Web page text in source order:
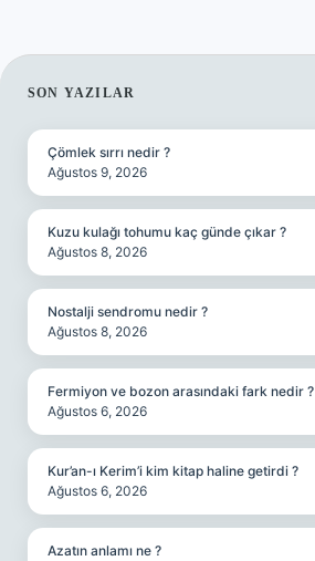
SIDEBAR
SON YAZILAR
Çömlek sırrı nedir ?
Ağustos 9, 2026
Kuzu kulağı tohumu kaç günde çıkar ?
Ağustos 8, 2026
Nostalji sendromu nedir ?
Ağustos 8, 2026
Fermiyon ve bozon arasındaki fark nedir ?
Ağustos 6, 2026
Kur’an-ı Kerim’i kim kitap haline getirdi ?
Ağustos 6, 2026
Azatın anlamı ne ?